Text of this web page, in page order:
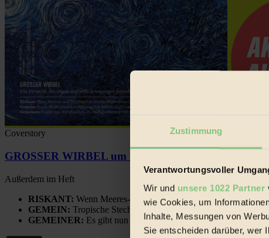
Zustimmung
Verantwortungsvoller
Wir und unsere 1022 Partner
wie Cookies, um
Inhalte, Messungen von
Sie entscheiden darüber, wer
Coverstory
GROSSER WIRBEL um Versuche, den Ozean und
Außerdem im Heft
RISKANT: Wenn Meeres- und Wildvögel im
GEMEIN: Tropische Stechmücken fühlen sich in Mitteleuropa
GEMEINER: Es gibt nun Weinflaschen, die nach Entleerung